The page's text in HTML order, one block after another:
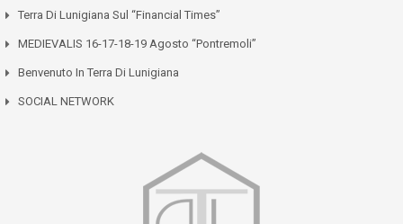
Terra Di Lunigiana Sul “Financial Times”
MEDIEVALIS 16-17-18-19 Agosto “Pontremoli”
Benvenuto In Terra Di Lunigiana
SOCIAL NETWORK